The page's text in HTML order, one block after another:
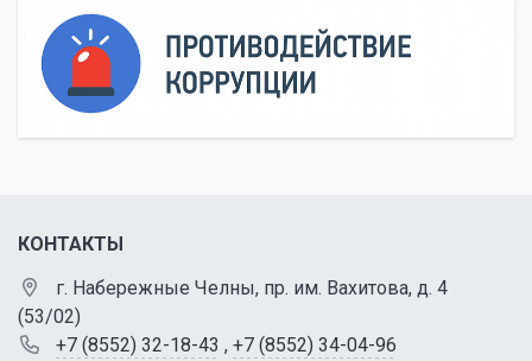
КОНТАКТЫ
г. Набережные Челны, пр. им. Вахитова, д. 4
(53/02)
+7 (8552) 32-18-43 , +7 (8552) 34-04-96